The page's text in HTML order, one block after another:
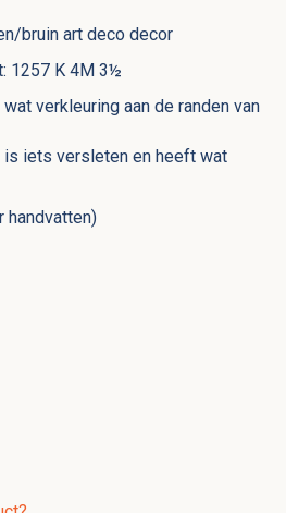
bruin art deco decor
1257 K 4M 3½
verkleuring aan de randen van
is iets versleten en heeft wat
handvatten)